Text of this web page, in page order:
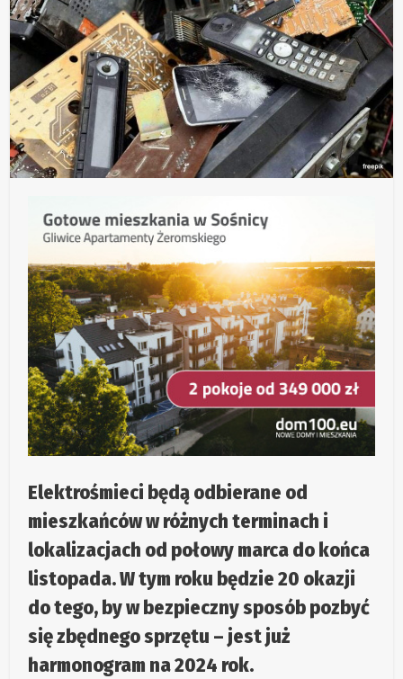
Elektrośmieci będą odbierane od
mieszkańców w różnych terminach i
lokalizacjach od połowy marca do końca
listopada. W tym roku będzie 20 okazji
do tego, by w bezpieczny sposób pozbyć
się zbędnego sprzętu – jest już
harmonogram na 2024 rok.